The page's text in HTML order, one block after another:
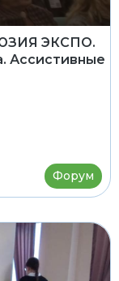
ЭКСПО.
Ассистивные
Форум